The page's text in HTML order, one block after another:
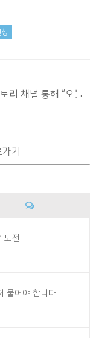
리 채널 통해 “오늘
기
도전
물어야 합니다